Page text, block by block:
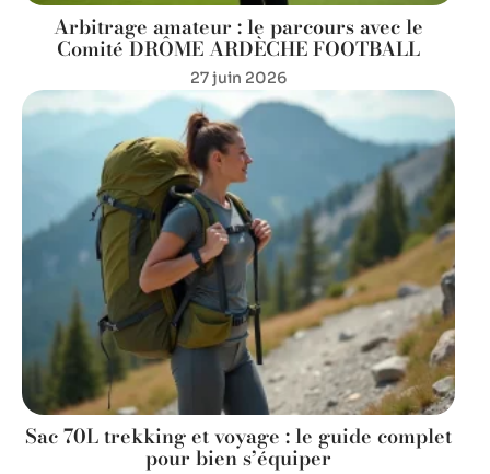
Arbitrage amateur : le parcours avec le
Comité DRÔME ARDÈCHE FOOTBALL
27 juin 2026
Sac 70L trekking et voyage : le guide complet
pour bien s’équiper